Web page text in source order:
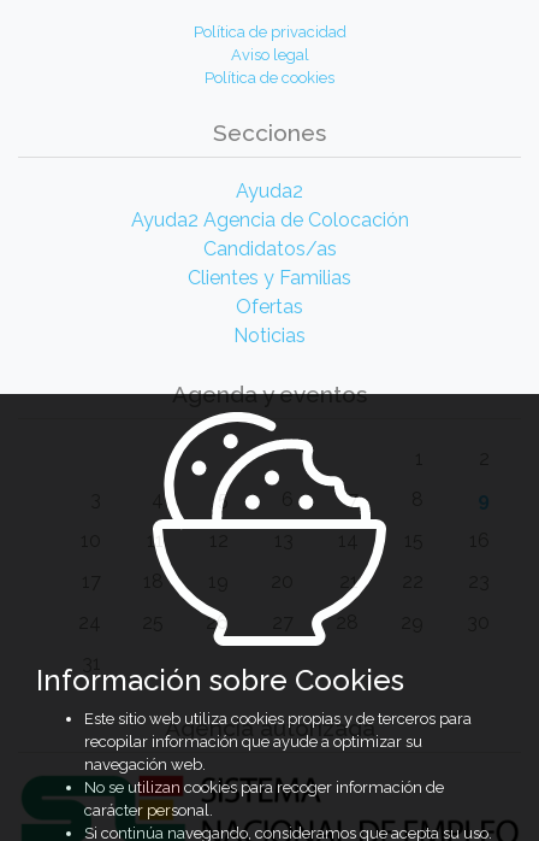
Política de privacidad
Aviso legal
Política de cookies
Secciones
Ayuda2
Ayuda2 Agencia de Colocación
Candidatos/as
Clientes y Familias
Ofertas
Noticias
Agenda y eventos
5 7
9
11
21
26 28
Agencia autorizada
Información sobre Cookies
Este sitio web utiliza cookies propias y de terceros para
recopilar información que ayude a optimizar su
navegación web.
No se utilizan cookies para recoger información de
carácter personal.
Si continúa navegando, consideramos que acepta su uso.